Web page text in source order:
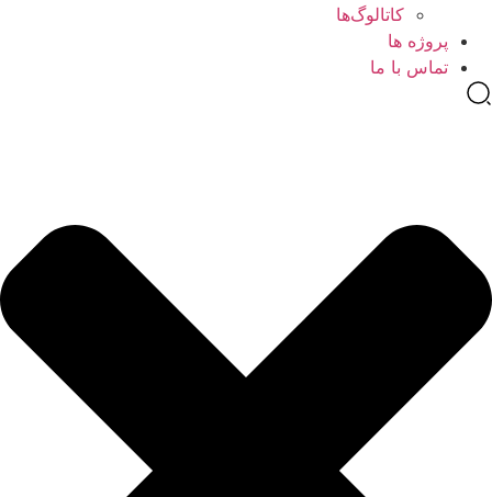
کاتالوگ‌ها
پروژه ها
تماس با ما